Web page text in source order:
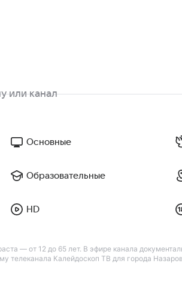
Основные
Образовательные
HD
— от 12 до 65 лет. В эфире канала
Калейдоскоп ТВ для города